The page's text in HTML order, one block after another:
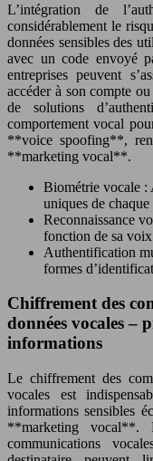
L’intégration de
considérablement le
données sensibles des
avec un code envoyé
entreprises peuvent
accéder à son compte
de solutions
comportement vocal
**voice spoofing**,
**marketing vocal**.
Biométrie vocale :
uniques de
Reconnaissance
fonction de sa voix
Authentification
formes
Chiffrement des
données vocales –
informations
Le chiffrement des
vocales est
informations sensibles
**marketing
communications